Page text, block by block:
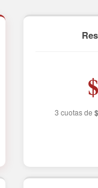
3 cuotas de